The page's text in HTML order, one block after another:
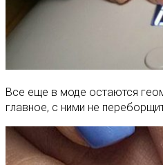
Все еще в моде остаются
главное, с ними не